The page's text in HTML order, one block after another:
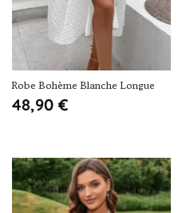
Robe Bohème Blanche Longue
48,90 €